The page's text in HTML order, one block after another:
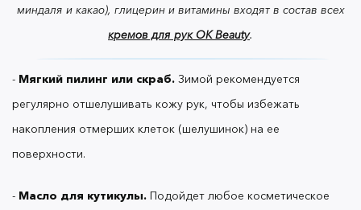
регулярно ходите в салон красоты, полезно иметь
удаления отросшей кутикулы.
Чтобы убрать кутикулу без ножниц, понадобится
специальное средство — ремувер — и
миндаля и какао), глицерин и витамины входят в состав всех
кремов для рук OK Beauty.
- Мягкий пилинг или скраб. Зимой рекомендуется
регулярно отшелушивать кожу рук, чтобы избежать
накопления отмерших клеток (шелушинок) на ее
поверхности.
- Масло для кутикулы. Подойдет любое косметическое